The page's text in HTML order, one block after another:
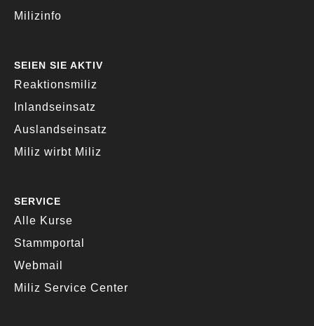
Milizinfo
SEIEN SIE AKTIV
Reaktionsmiliz
Inlandseinsatz
Auslandseinsatz
Miliz wirbt Miliz
SERVICE
Alle Kurse
Stammportal
Webmail
Miliz Service Center